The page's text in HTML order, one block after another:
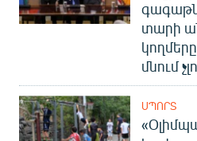
տարի
մնում
ՍՊՈՐՏ